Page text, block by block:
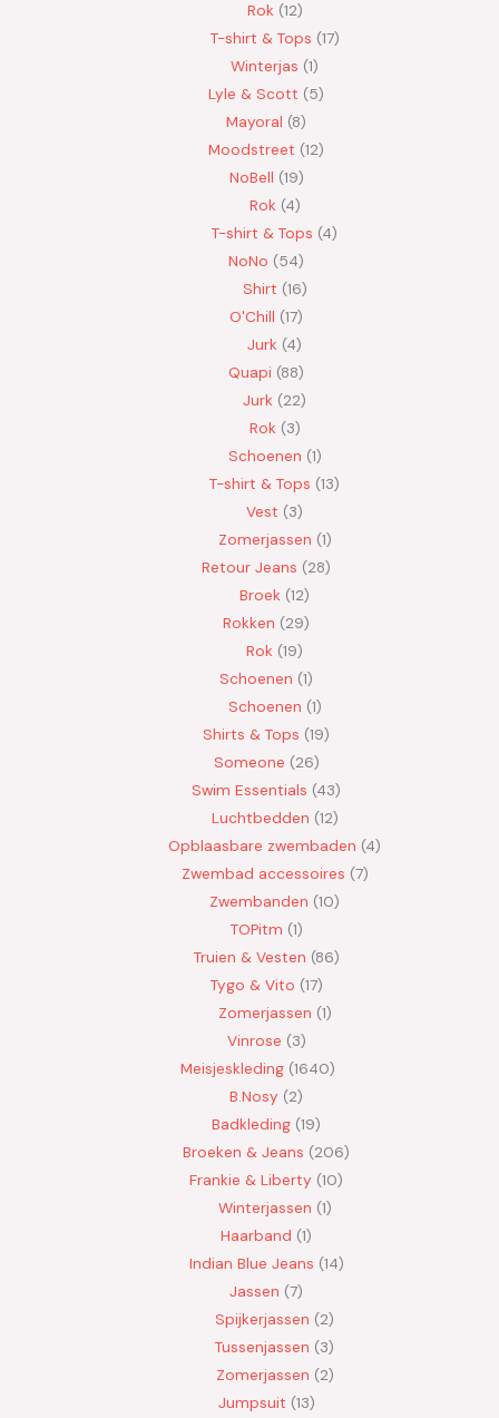
Rok 12
T-shirt & Tops 17
Winterjas 1
Lyle & Scott
5
Mayoral 8
Moodstreet 12
NoBell 19
Rok 4
T-shirt & Tops 4
NoNo
54
Shirt 16
O'Chill 17
Jurk 4
Quapi 88
Jurk 22
Rok 3
Schoenen 1
T-shirt & Tops 13
Vest
3
Zomerjassen 1
Retour Jeans
28
Broek 12
Rokken
29
Rok 19
Schoenen 1
Schoenen 1
Shirts & Tops 19
Someone 26
Swim Essentials 43
Luchtbedden 12
Opblaasbare zwembaden 4
Zwembad accessoires 7
Zwembanden 10
TOPitm 1
Truien & Vesten 86
Tygo & Vito 17
Zomerjassen 1
Vinrose 3
Meisjeskleding 1640
B.Nosy
2
Badkleding 19
Broeken & Jeans
206
Frankie & Liberty 10
Winterjassen 1
Haarband 1
Indian Blue Jeans 14
Jassen 7
Spijkerjassen
2
Tussenjassen
3
Zomerjassen 2
Jumpsuit 13